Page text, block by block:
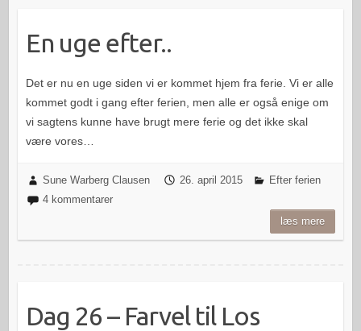
En uge efter..
Det er nu en uge siden vi er kommet hjem fra ferie. Vi er alle
kommet godt i gang efter ferien, men alle er også enige om
vi sagtens kunne have brugt mere ferie og det ikke skal
være vores…
Sune Warberg Clausen 26. april 2015
Efter ferien
4 kommentarer
læs mere
Dag 26 – Farvel til Los